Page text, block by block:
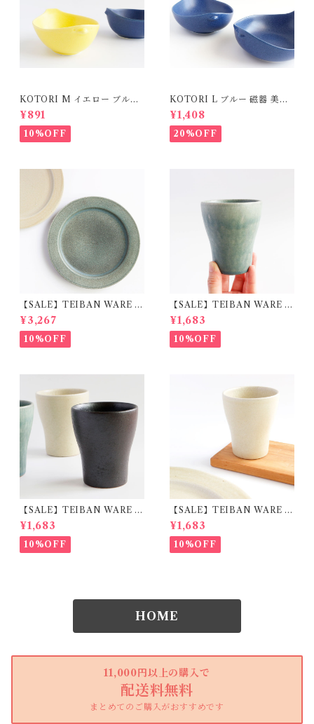
KOTORI M イエロー ブルー
磁器 美濃焼
¥891
10%OFF
KOTORI L ブルー 磁器 美濃
焼
¥1,408
20%OFF
【SALE】TEIBAN WARE リ
ムプレートL 淡青磁 陶器 明山
窯
¥3,267
10%OFF
【SALE】TEIBAN WARE フ
リーカップM 淡青緑 陶器 明
山窯
¥1,683
10%OFF
【SALE】TEIBAN WARE フ
リーカップM とび茶 陶器 明
山窯
¥1,683
10%OFF
【SALE】TEIBAN WARE フ
リーカップM 生成り 陶器 明
山窯
¥1,683
10%OFF
HOME
11,000円以上の購入で
配送料無料
まとめてのご購入がおすすめです